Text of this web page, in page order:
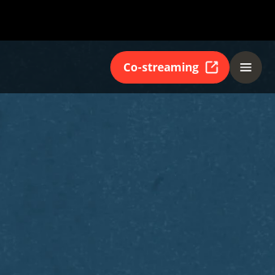
Co-streaming